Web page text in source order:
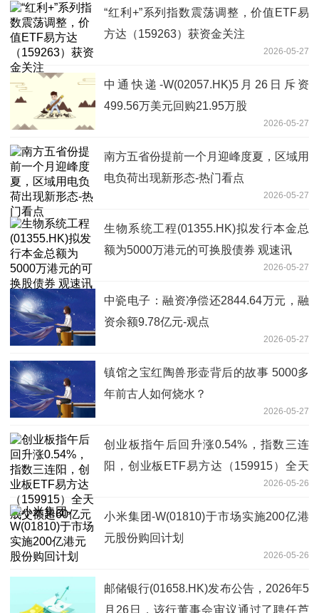
“红利+”系列指数震荡调整，价值ETF易
方达（159263）获资金关注
2026-05-27
中通快递-W(02057.HK)5月26日斥资
499.56万美元回购21.95万股
2026-05-27
南方五省份提前一个月迎峰度夏，区域用
电负荷出现新形态-热门看点
2026-05-27
生物系统工程(01355.HK)拟发行本金总
额为5000万港元的可换股债券 观速讯
2026-05-27
中瓷电子：融资净偿还2844.64万元，融
资余额9.78亿元-观点
2026-05-27
镇馆之宝红陶兽形壶背后的故事 5000多
年前古人如何烧水？
2026-05-27
创业板指午后回升涨0.54%，指数三连
阳，创业板ETF易方达（159915）全天
2026-05-26
小米集团-W(01810)于市场实施200亿港
元股份购回计划
2026-05-26
邮储银行(01658.HK)发布公告，2026年5
月26日，该行董事会审议通过了聘任芦